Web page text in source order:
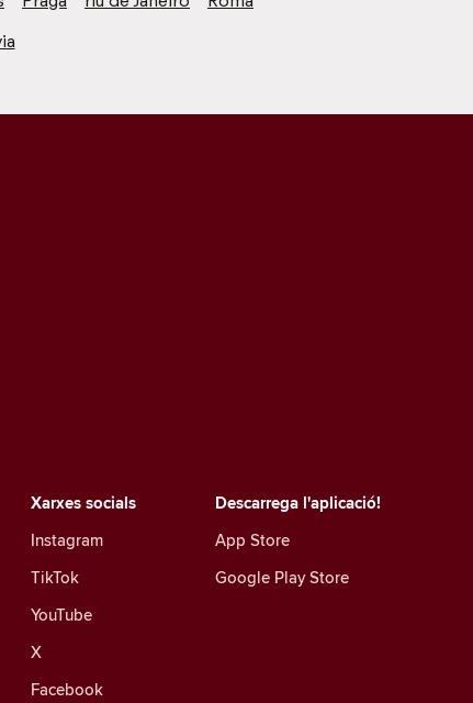
Xarxes socials
Instagram
TikTok
YouTube
X
Facebook
Descarrega l'aplicació!
App Store
Google Play Store